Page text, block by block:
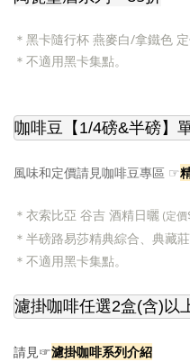
＊ 黑卡隨行杯 燕麥白/拿鐵色
＊ 不適用黑卡集點。
咖啡豆【1/4磅&半磅】
風味和定價請見咖啡豆專區 ☞
＊ 衣索比亞 谷吉 酒精日曬 (定
＊ 半磅路易莎精典綜合、典藏莊
＊ 不適用黑卡集點。
濾掛咖啡任選2盒(含)以
請見☞濾掛咖啡系列介紹